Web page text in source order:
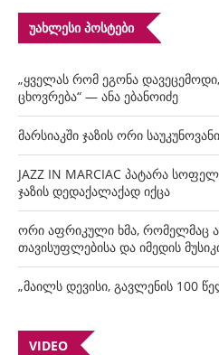
ᲣᲐᲮᲚᲔᲡᲘ ᲞᲝᲡᲢᲔᲑᲘ
„ყველას რომ ეგონა
ცხოვრება“ — ანა ებანოიძე
მარსიაკში ჯაზის ორი
JAZZ IN MARCIAC პატარა
ჯაზის დედაქალაქად იქცა
ორი აფრიკული ხმა, რომელმაც
თავისუფლებისა და იმედის
„მაილს დევისი, გავლენის 100
VIDEO